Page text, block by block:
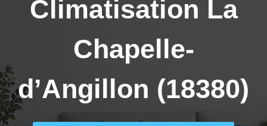
Climatisation La
Chapelle-
d’Angillon (18380)